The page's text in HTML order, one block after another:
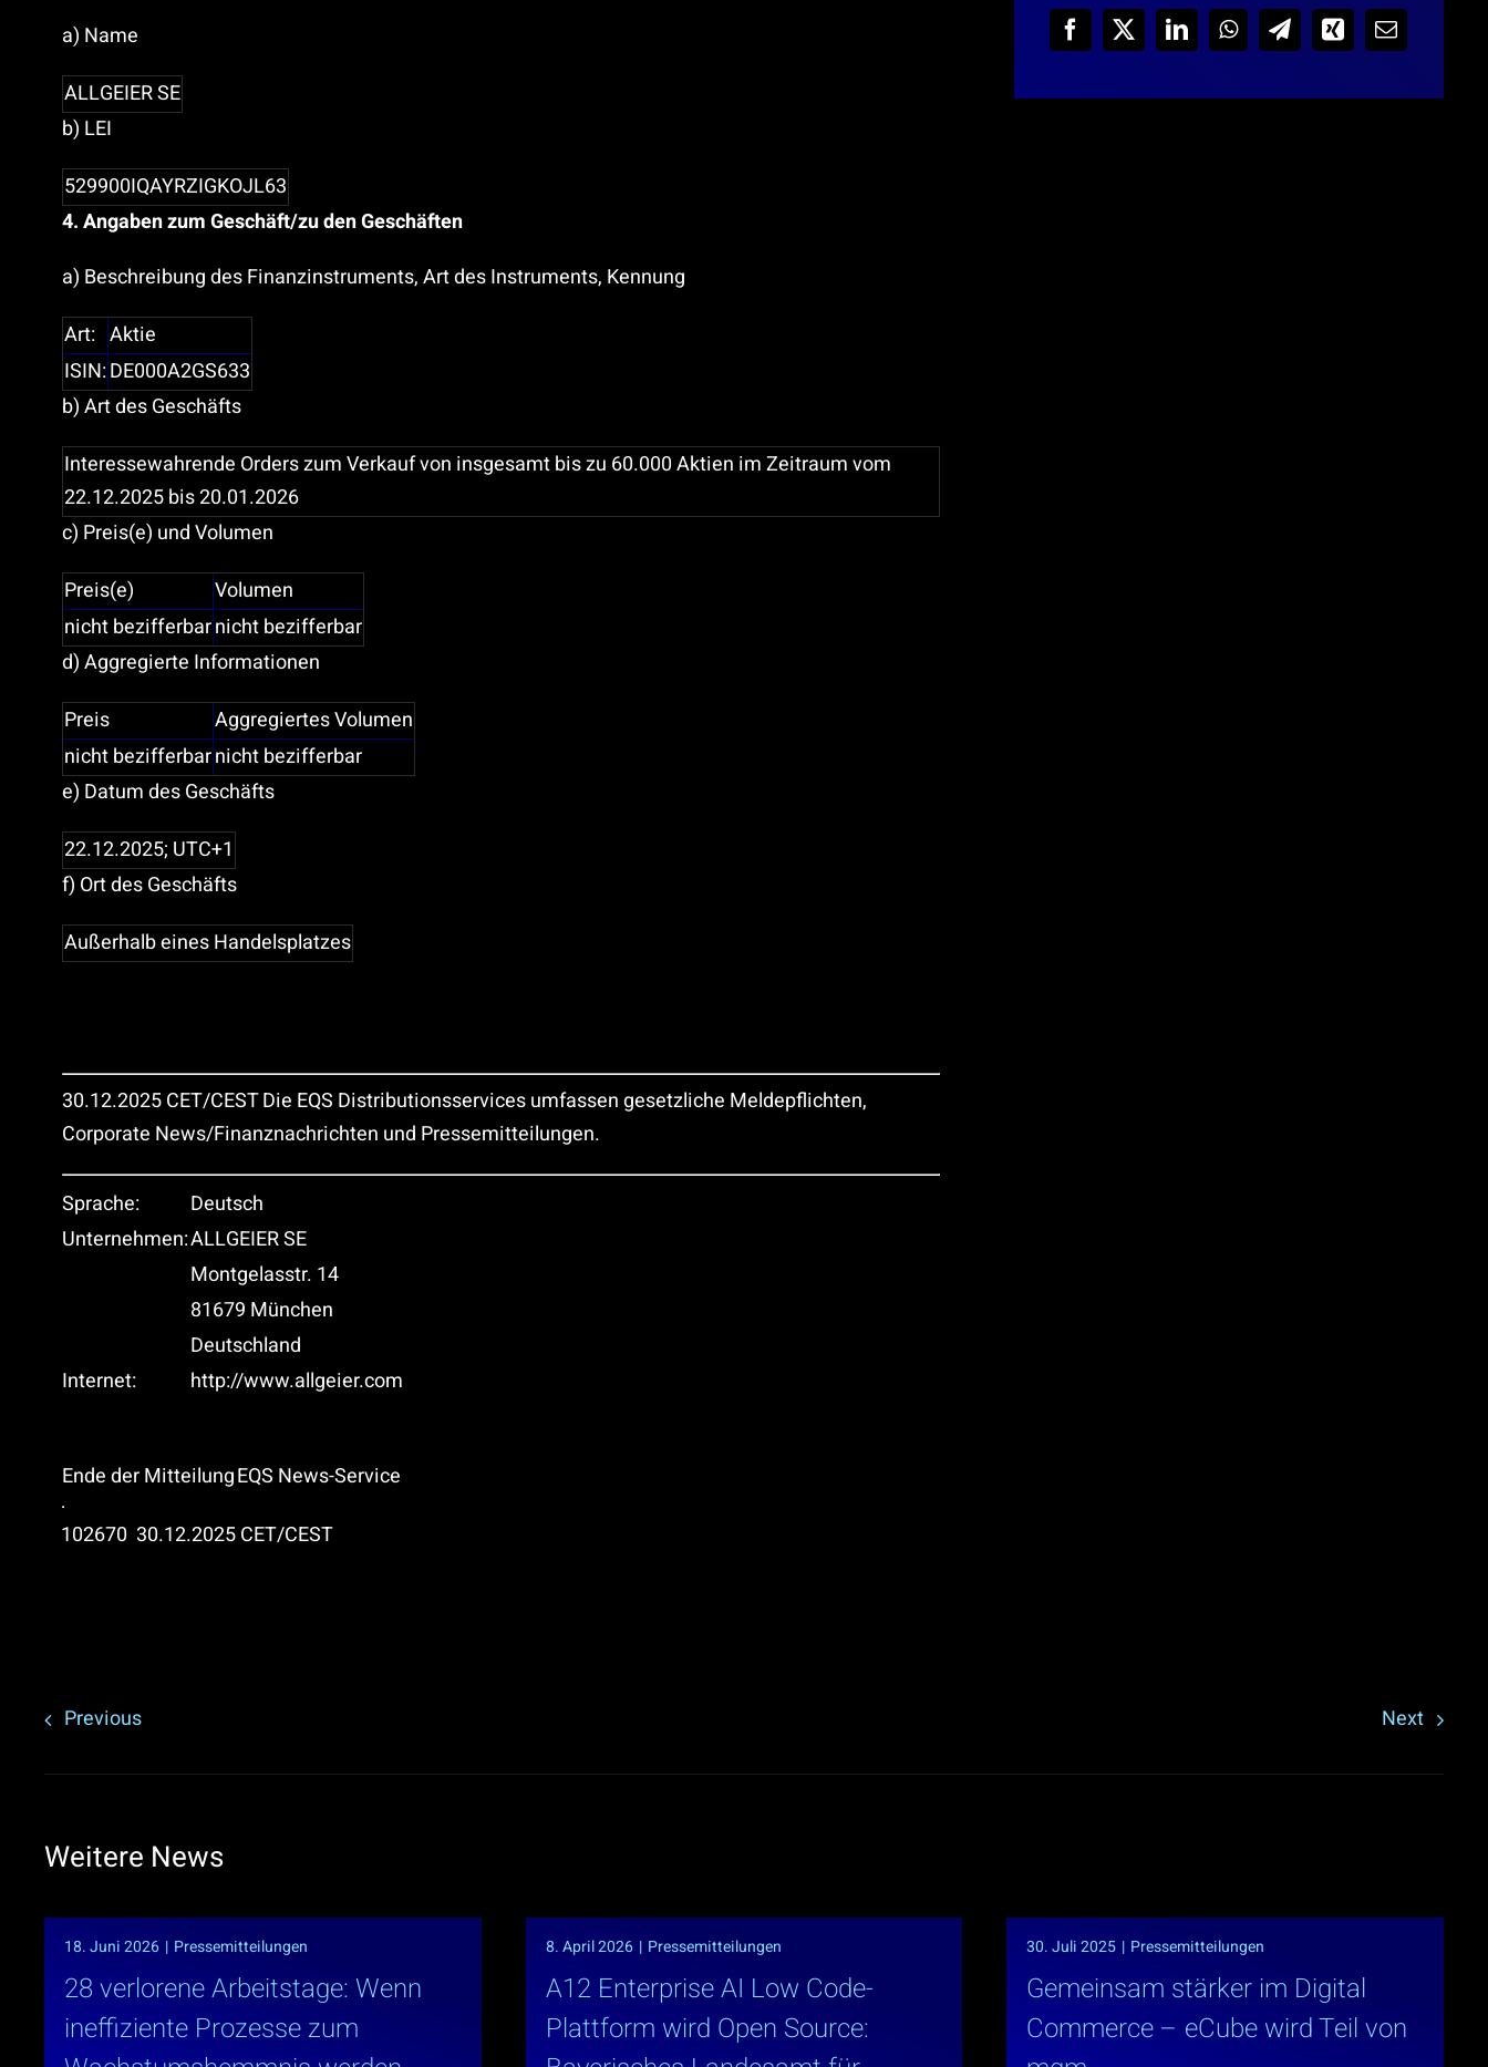
a) Name
ALLGEIER SE
b) LEI
529900IQAYRZIGKOJL63
4. Angaben zum Geschäft/zu den Geschäften
a) Beschreibung des Finanzinstruments, Art des Instruments, Kennung
Art: Aktie
ISIN:DE000A2GS633
b) Art des Geschäfts
Interessewahrende Orders zum Verkauf von insgesamt bis zu 60.000 Aktien im Zeitraum vom
22.12.2025 bis 20.01.2026
c) Preis(e) und Volumen
Preis(e)
Volumen
nicht bezifferbarnicht bezifferbar
d) Aggregierte Informationen
Preis
Aggregiertes Volumen
nicht bezifferbarnicht bezifferbar
e) Datum des Geschäfts
22.12.2025; UTC+1
f) Ort des Geschäfts
Außerhalb eines Handelsplatzes
30.12.2025 CET/CEST Die EQS Distributionsservices umfassen gesetzliche Meldepflichten,
Corporate News/Finanznachrichten und Pressemitteilungen.
Sprache:
Deutsch
Unternehmen:ALLGEIER SE
Montgelasstr. 14
81679 München
Deutschland
Internet:
http://www.allgeier.com
Ende der MitteilungEQS News-Service
102670 30.12.2025 CET/CEST
Previous Next
Weitere News
18. Juni 2026 | Pressemitteilungen
28 verlorene Arbeitstage: Wenn
ineffiziente Prozesse zum
8. April 2026 | Pressemitteilungen
A12 Enterprise AI Low Code-
Plattform wird Open Source:
30. Juli 2025 | Pressemitteilungen
Gemeinsam stärker im Digital
Commerce – eCube wird Teil von